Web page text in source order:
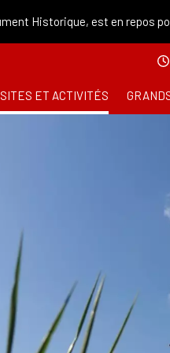
Historique, est en repos
ET ACTIVITÉS